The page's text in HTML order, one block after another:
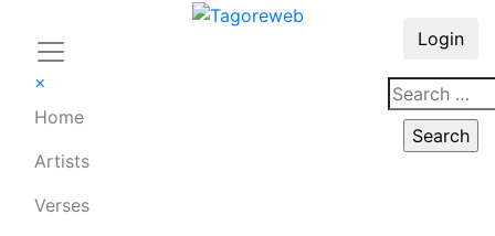
×
Home
Artists
Verses
Login